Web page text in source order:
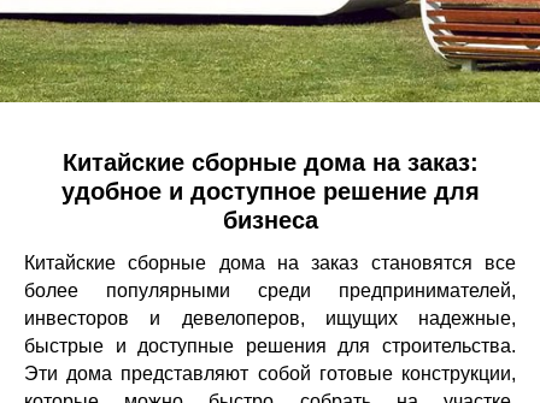
КЕЙСЫ И
ОТЗЫВЫ
ГОТОВЫЕ
Китайские сборные дома на заказ:
удобное и доступное решение для
бизнеса
Китайские сборные дома на заказ становятся все
более популярными среди предпринимателей,
инвесторов и девелоперов, ищущих надежные,
быстрые и доступные решения для строительства.
Эти дома представляют собой готовые конструкции,